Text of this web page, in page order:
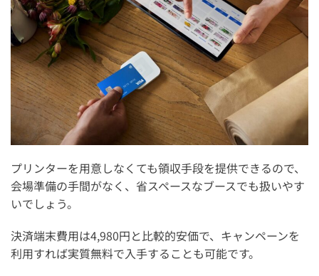
プリンターを用意しなくても領収手段を提供できるので、
会場準備の手間がなく、省スペースなブースでも扱いやす
いでしょう。
決済端末費用は4,980円と比較的安価で、キャンペーンを
利用すれば実質無料で入手することも可能です。